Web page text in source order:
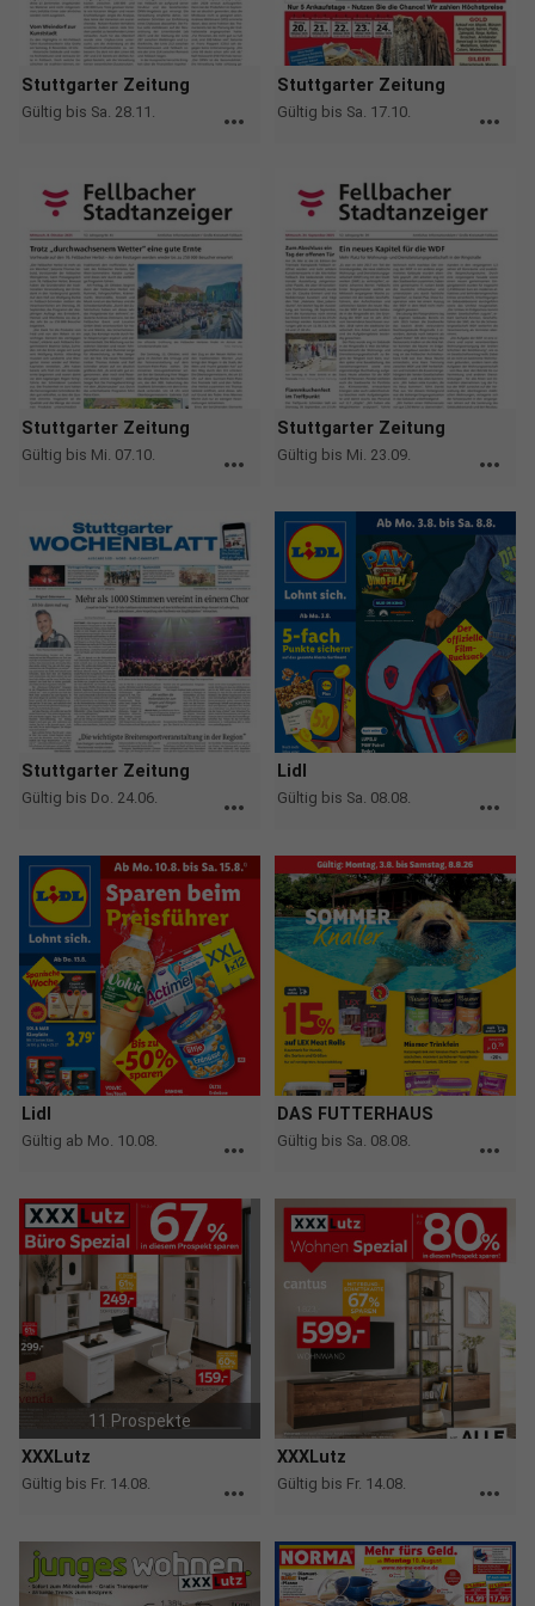
Stuttgarter Zeitung
Gültig bis Sa. 28.11. more_horiz
Stuttgarter Zeitung
Gültig bis Sa. 17.10. more_horiz
Stuttgarter Zeitung
Gültig bis Mi. 07.10. more_horiz
Stuttgarter Zeitung
Gültig bis Mi. 23.09. more_horiz
Stuttgarter Zeitung
Gültig bis Do. 24.06. more_horiz
Lidl
Gültig bis Sa. 08.08. more_horiz
Lidl
Gültig ab Mo. 10.08. more_horiz
DAS FUTTERHAUS
Gültig bis Sa. 08.08. more_horiz
11 Prospekte
XXXLutz
Gültig bis Fr. 14.08. more_horiz
XXXLutz
Gültig bis Fr. 14.08. more_horiz